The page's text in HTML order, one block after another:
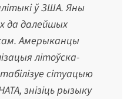
ў ЗША. Яны
да далейшых
Амерыканцы
літоўска-
сітуацыю
знізіць рызыку